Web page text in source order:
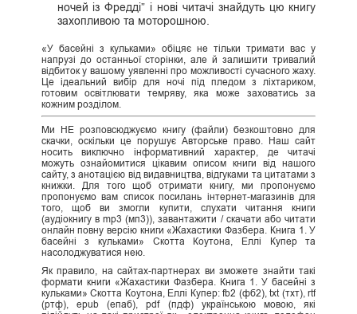
ночей із Фредді” і нові читачі знайдуть цю книгу
захопливою та моторошною.
«У басейні з кульками» обіцяє не тільки тримати вас у
напрузі до останньої сторінки, але й залишити тривалий
відбиток у вашому уявленні про можливості сучасного жаху.
Це ідеальний вибір для ночі під пледом з ліхтариком,
готовим освітлювати темряву, яка може заховатись за
кожним розділом.
Ми НЕ розповсюджуємо книгу (файли) безкоштовно для
скачки, оскільки це порушує Авторське право. Наш сайт
носить виключно інформативний характер, де читачі
можуть ознайомитися цікавим описом книги від нашого
сайту, з анотацією від видавництва, відгуками та цитатами з
книжки. Для того щоб отримати книгу, ми пропонуємо
пропонуємо вам список посилань інтернет-магазинів для
того, щоб ви змогли купити, слухати читання книги
(аудіокнигу в mp3 (мп3)), завантажити / скачати або читати
онлайн повну версію книги «Жахастики Фазбера. Книга 1. У
басейні з кульками» Скотта Коутона, Еллі Купер та
насолоджуватися нею.
Як правило, на сайтах-партнерах ви зможете знайти такі
формати книги «Жахастики Фазбера. Книга 1. У басейні з
кульками» Скотта Коутона, Еллі Купер: fb2 (фб2), txt (тхт), rtf
(ртф), epub (епаб), pdf (пдф) українською мовою, які